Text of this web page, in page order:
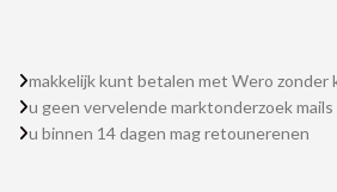
makkelijk kunt betalen met Wero zonder
u geen vervelende marktonderzoek
u binnen 14 dagen mag retounerenen